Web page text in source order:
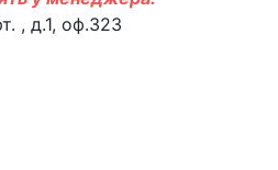
, д.1, оф.323